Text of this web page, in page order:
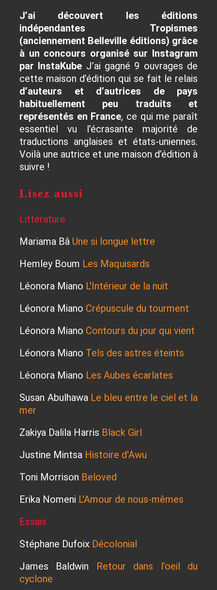
J’ai découvert les éditions
indépendantes Tropismes
(anciennement Belleville éditions) grâce
à un concours organisé sur Instagram
par InstaKube J’ai gagné 9 ouvrages de
cette maison d’édition qui se fait le relais
d’auteurs et d’autrices de pays
habituellement peu traduits et
représentés en France, ce qui me paraît
essentiel vu l’écrasante majorité de
traductions anglaises et états-uniennes.
Voilà une autrice et une maison d’édition à
suivre !
Lisez aussi
Littérature
Mariama Bâ Une si longue lettre
Hemley Boum Les Maquisards
Léonora Miano L'Intérieur de la nuit
Léonora Miano Crépuscule du tourment
Léonora Miano Contours du jour qui vient
Léonora Miano Tels des astres éteints
Léonora Miano Les Aubes écarlates
Susan Abulhawa Le bleu entre le ciel et la
mer
Zakiya Dalila Harris Black Girl
Justine Mintsa Histoire d'Awu
Toni Morrison Beloved
Erika Nomeni L'Amour de nous-mêmes
Essais
Stéphane Dufoix Décolonial
James Baldwin Retour dans l’oeil du
cyclone